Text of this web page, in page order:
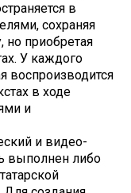
в
сохраняя
но приобретая
У каждого
воспроизводится
в ходе
и
и видео-
выполнен либо